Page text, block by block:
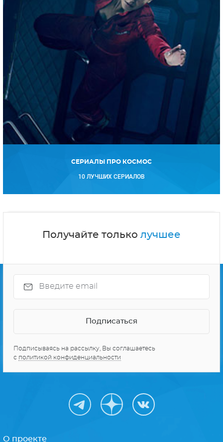
СЕРИАЛЫ ПРО КОСМОС
10 ЛУЧШИХ СЕРИАЛОВ
Получайте только лучшее
Подписываясь на рассылку, Вы соглашаетесь
с политикой конфиденциальности
О проекте